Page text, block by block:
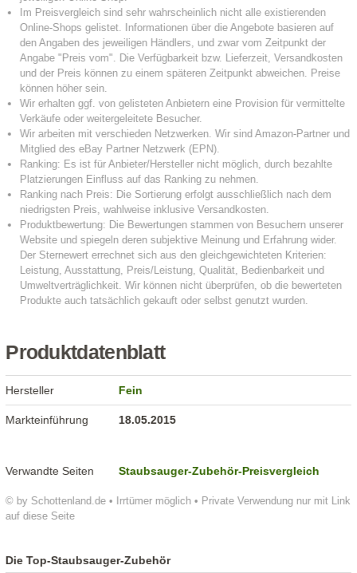
Produktdatenblatt
© by Schottenland.de • Irrtümer möglich • Private Verwendung nur mit Link
auf diese Seite
Hersteller Fein
Markteinführung 18.05.2015
Verwandte Seiten Staubsauger-Zubehör-Preisvergleich
Die Top-Staubsauger-Zubehör